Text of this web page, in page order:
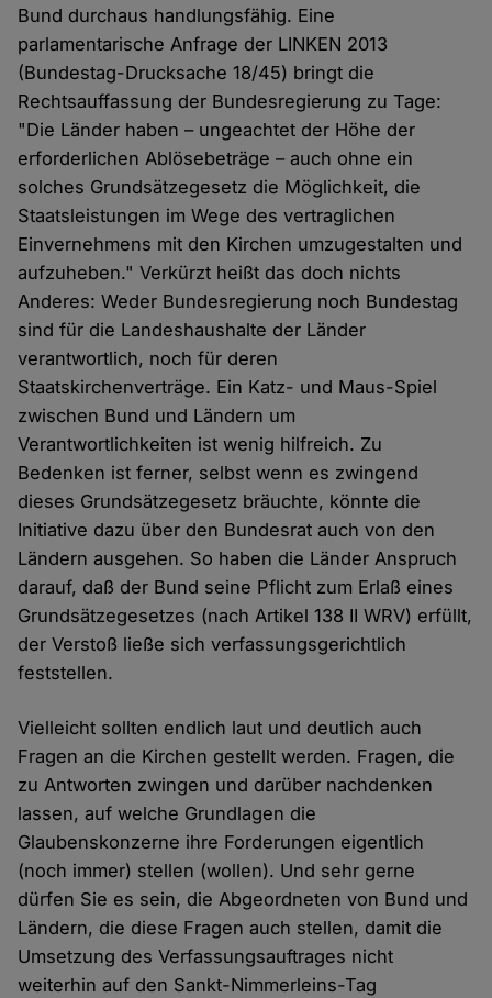
Bund durchaus handlungsfähig. Eine
parlamentarische Anfrage der LINKEN 2013
(Bundestag-Drucksache 18/45) bringt die
Rechtsauffassung der Bundesregierung zu Tage:
"Die Länder haben – ungeachtet der Höhe der
erforderlichen Ablösebeträge – auch ohne ein
solches Grundsätzegesetz die Möglichkeit, die
Staatsleistungen im Wege des vertraglichen
Einvernehmens mit den Kirchen umzugestalten und
aufzuheben." Verkürzt heißt das doch nichts
Anderes: Weder Bundesregierung noch Bundestag
sind für die Landeshaushalte der Länder
verantwortlich, noch für deren
Staatskirchenverträge. Ein Katz- und Maus-Spiel
zwischen Bund und Ländern um
Verantwortlichkeiten ist wenig hilfreich. Zu
Bedenken ist ferner, selbst wenn es zwingend
dieses Grundsätzegesetz bräuchte, könnte die
Initiative dazu über den Bundesrat auch von den
Ländern ausgehen. So haben die Länder Anspruch
darauf, daß der Bund seine Pflicht zum Erlaß eines
Grundsätzegesetzes (nach Artikel 138 II WRV) erfüllt,
der Verstoß ließe sich verfassungsgerichtlich
feststellen.
Vielleicht sollten endlich laut und deutlich auch
Fragen an die Kirchen gestellt werden. Fragen, die
zu Antworten zwingen und darüber nachdenken
lassen, auf welche Grundlagen die
Glaubenskonzerne ihre Forderungen eigentlich
(noch immer) stellen (wollen). Und sehr gerne
dürfen Sie es sein, die Abgeordneten von Bund und
Ländern, die diese Fragen auch stellen, damit die
Umsetzung des Verfassungsauftrages nicht
weiterhin auf den Sankt-Nimmerleins-Tag